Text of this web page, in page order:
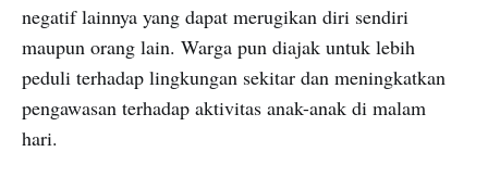
negatif lainnya yang dapat merugikan diri sendiri
maupun orang lain. Warga pun diajak untuk lebih
peduli terhadap lingkungan sekitar dan meningkatkan
pengawasan terhadap aktivitas anak-anak di malam
hari.